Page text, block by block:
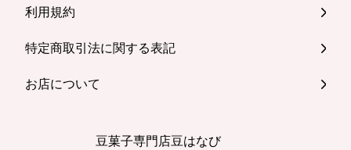
利用規約
特定商取引法に関する表記
お店について
豆菓子専門店豆はなび